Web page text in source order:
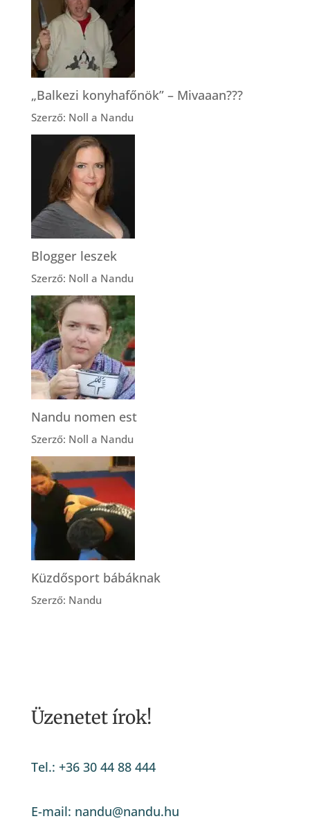
„Balkezi konyhafőnök” – Mivaaan???
Szerző: Noll a Nandu
Blogger leszek
Szerző: Noll a Nandu
Nandu nomen est
Szerző: Noll a Nandu
Küzdősport bábáknak
Szerző: Nandu
Üzenetet írok!
Tel.: +36 30 44 88 444
E-mail: nandu@nandu.hu